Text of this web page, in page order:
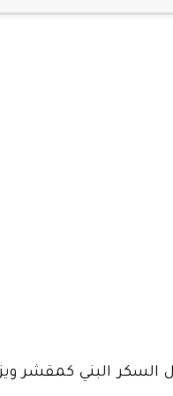
السكر البني كمقشر